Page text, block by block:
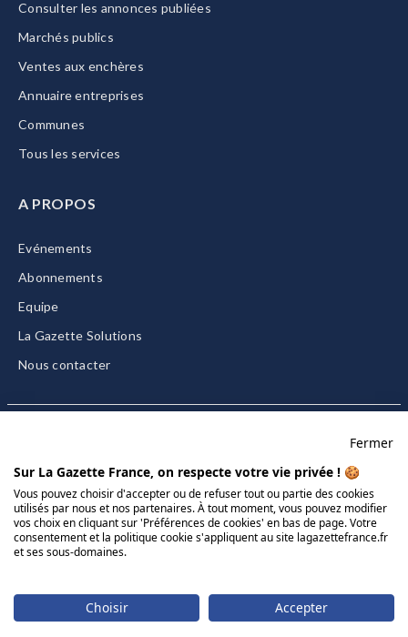
Consulter les annonces publiées
Marchés publics
Ventes aux enchères
Annuaire entreprises
Communes
Tous les services
A PROPOS
Evénements
Abonnements
Equipe
La Gazette Solutions
Nous contacter
CGU/CGV
Données personnelles
Charte sur les cookies
© 2026 La Gazette France
Fermer
Sur La Gazette France, on respecte votre vie privée ! 🍪
Vous pouvez choisir d'accepter ou de refuser tout ou partie des cookies
utilisés par nous et nos partenaires. À tout moment, vous pouvez modifier
vos choix en cliquant sur 'Préférences de cookies' en bas de page. Votre
consentement et la politique cookie s'appliquent au site lagazettefrance.fr
et ses sous-domaines.
Choisir Accepter